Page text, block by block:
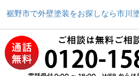
裾野市で外壁塗装をお探しなら市川